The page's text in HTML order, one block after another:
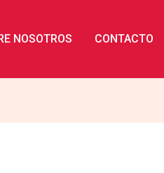
NOSOTROS CONTACTO